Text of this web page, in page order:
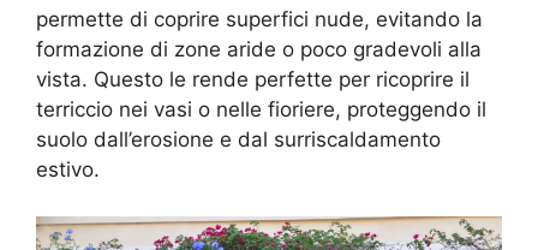
permette di coprire superfici nude, evitando la
formazione di zone aride o poco gradevoli alla
vista. Questo le rende perfette per ricoprire il
terriccio nei vasi o nelle fioriere, proteggendo il
suolo dall’erosione e dal surriscaldamento
estivo.